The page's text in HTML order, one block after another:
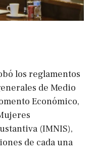
los reglamentos
de Medio
Económico,
(IMNIS),
de cada una